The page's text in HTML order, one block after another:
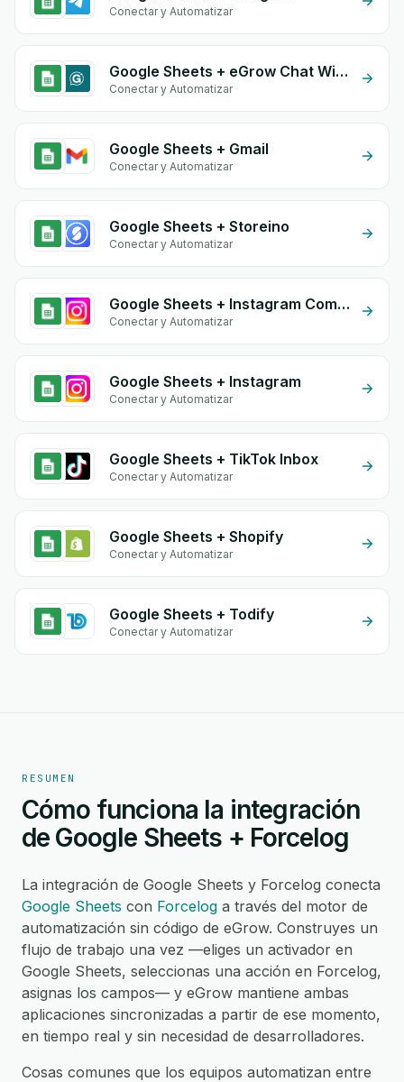
Conectar y Automatizar
Google Sheets + eGrow Chat Widget
Conectar y Automatizar
Google Sheets + Gmail
Conectar y Automatizar
Google Sheets + Storeino
Conectar y Automatizar
Google Sheets + Instagram Comment
Conectar y Automatizar
Google Sheets + Instagram
Conectar y Automatizar
Google Sheets + TikTok Inbox
Conectar y Automatizar
Google Sheets + Shopify
Conectar y Automatizar
Google Sheets + Todify
Conectar y Automatizar
RESUMEN
Cómo funciona la integración
de Google Sheets + Forcelog
La integración de Google Sheets y Forcelog conecta
Google Sheets con Forcelog a través del motor de
automatización sin código de eGrow. Construyes un
flujo de trabajo una vez —eliges un activador en
Google Sheets, seleccionas una acción en Forcelog,
asignas los campos— y eGrow mantiene ambas
aplicaciones sincronizadas a partir de ese momento,
en tiempo real y sin necesidad de desarrolladores.
Cosas comunes que los equipos automatizan entre